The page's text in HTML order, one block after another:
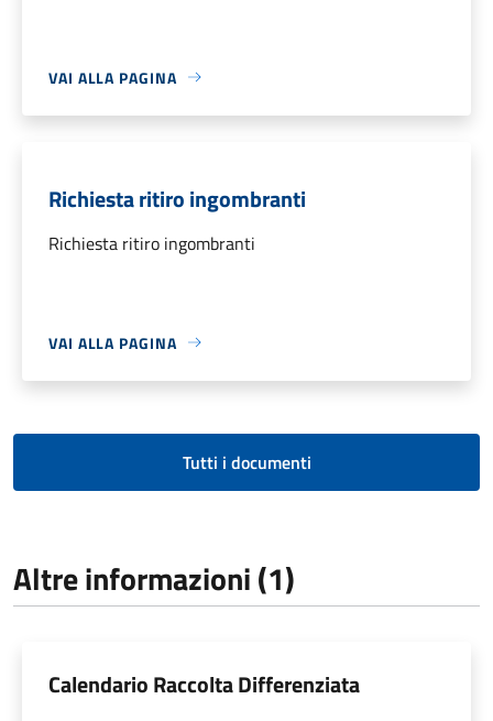
VAI ALLA PAGINA
Richiesta ritiro ingombranti
Richiesta ritiro ingombranti
VAI ALLA PAGINA
Tutti i documenti
Altre informazioni (1)
Calendario Raccolta Differenziata